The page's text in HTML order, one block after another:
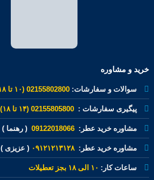
خرید و مشاوره
سوالات و سفارشات: 02155802800 (۱۰ تا ۱۸)
پیگیری سفارشات : 02155805800 (۱۴ تا ۱۸)
مشاوره خرید عطر: 09122018066 ( رهنما )
مشاوره خرید عطر:۰۹۱۲۱۲۱۳۱۲۸ ( عزیزی )
ساعات کار: ۱۰ الی ۱۸ بجز تعطیلات